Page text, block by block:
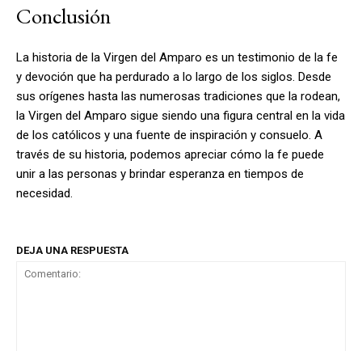
Conclusión
La historia de la Virgen del Amparo es un testimonio de la fe
y devoción que ha perdurado a lo largo de los siglos. Desde
sus orígenes hasta las numerosas tradiciones que la rodean,
la Virgen del Amparo sigue siendo una figura central en la vida
de los católicos y una fuente de inspiración y consuelo. A
través de su historia, podemos apreciar cómo la fe puede
unir a las personas y brindar esperanza en tiempos de
necesidad.
DEJA UNA RESPUESTA